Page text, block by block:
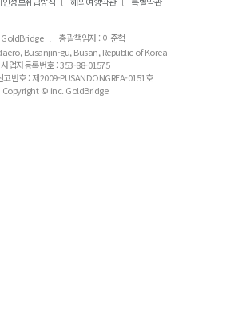
l l
l
총괄책임자 : 이준혁
Busanjin-gu, Busan, Republic of Korea
사업자등록번호 : 353-88-01575
고번호 : 제2009-PUSANDONGREA-0151호
Copyright © inc. GoldBridge